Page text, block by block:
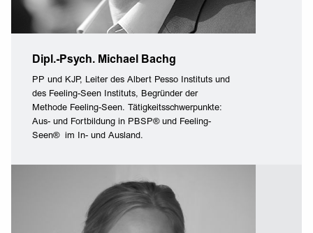
Dipl.-Psych. Michael Bachg
PP und KJP, Leiter des Albert Pesso Instituts und
des Feeling-Seen Instituts, Begründer der
Methode Feeling-Seen. Tätigkeitsschwerpunkte:
Aus- und Fortbildung in PBSP® und Feeling-
Seen® im In- und Ausland.